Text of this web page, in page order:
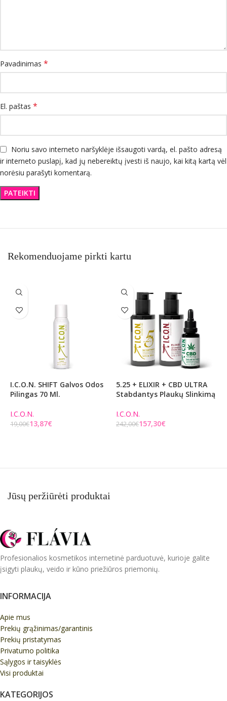
Pavadinimas *
El. paštas *
Noriu savo interneto naršyklėje išsaugoti vardą, el. pašto adresą
ir interneto puslapį, kad jų nebereiktų įvesti iš naujo, kai kitą kartą vėl
norėsiu parašyti komentarą.
Rekomenduojame pirkti kartu
I.C.O.N. SHIFT Galvos Odos
Pilingas 70 Ml.
I.C.O.N.
19,00€13,87€
5.25 + ELIXIR + CBD ULTRA
Stabdantys Plaukų Slinkimą
I.C.O.N.
242,00€157,30€
Jūsų peržiūrėti produktai
Profesionalios kosmetikos internetinė parduotuvė, kurioje galite
įsigyti plaukų, veido ir kūno priežiūros priemonių.
INFORMACIJA
Apie mus
Prekių grąžinimas/garantinis
Prekių pristatymas
Privatumo politika
Sąlygos ir taisyklės
Visi produktai
KATEGORIJOS